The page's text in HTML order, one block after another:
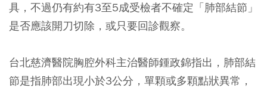
具，不過仍有約有3至5成受檢者不確定「肺部結節」
是否應該開刀切除，或只要回診觀察。
台北慈濟醫院胸腔外科主治醫師鍾政錦指出，肺部結
節是指肺部出現小於3公分，單顆或多顆點狀異常，